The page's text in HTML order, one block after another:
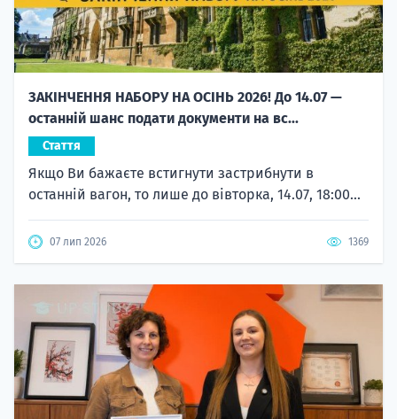
ЗАКІНЧЕННЯ НАБОРУ НА ОСІНЬ 2026! До 14.07 —
останній шанс подати документи на вс...
Стаття
Якщо Ви бажаєте встигнути застрибнути в
останній вагон, то лише до вівторка, 14.07, 18:00...
07 лип 2026 1369